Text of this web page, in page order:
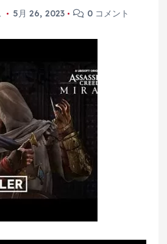
5月 26, 2023 0 コメント